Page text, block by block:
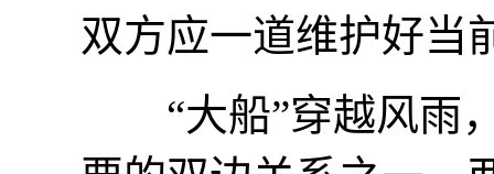
双方应一道维护好当
“大船”穿越风雨，